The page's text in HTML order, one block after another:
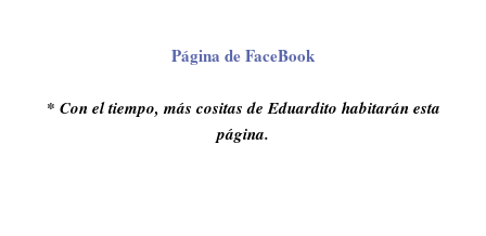
Página de FaceBook
* Con el tiempo, más cositas de Eduardito habitarán esta
página.